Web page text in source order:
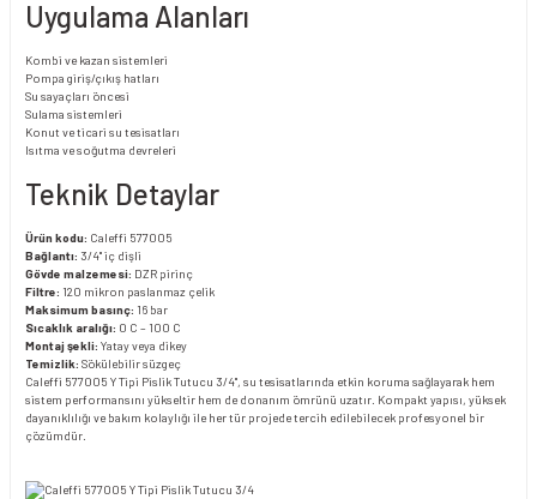
Uygulama Alanları
Kombi ve kazan sistemleri
Pompa giriş/çıkış hatları
Su sayaçları öncesi
Sulama sistemleri
Konut ve ticari su tesisatları
Isıtma ve soğutma devreleri
Teknik Detaylar
Ürün kodu: Caleffi 577005
Bağlantı: 3/4" iç dişli
Gövde malzemesi: DZR pirinç
Filtre: 120 mikron paslanmaz çelik
Maksimum basınç: 16 bar
Sıcaklık aralığı: 0 C – 100 C
Montaj şekli: Yatay veya dikey
Temizlik: Sökülebilir süzgeç
Caleffi 577005 Y Tipi Pislik Tutucu 3/4", su tesisatlarında etkin koruma sağlayarak hem
sistem performansını yükseltir hem de donanım ömrünü uzatır. Kompakt yapısı, yüksek
dayanıklılığı ve bakım kolaylığı ile her tür projede tercih edilebilecek profesyonel bir
çözümdür.